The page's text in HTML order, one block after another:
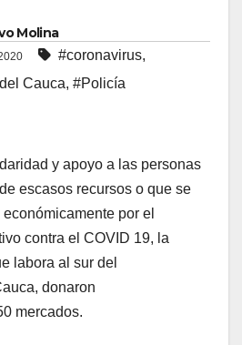
Molina
#coronavirus,
Cauca, #Policía
y apoyo a las personas
escasos recursos o que se
por el
contra el COVID 19, la
labora al sur del
donaron
mercados.